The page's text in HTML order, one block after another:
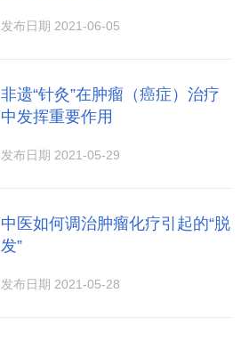
发布日期 2021-06-05
非遗“针灸”在肿瘤（癌症）治疗
中发挥重要作用
发布日期 2021-05-29
中医如何调治肿瘤化疗引起的“脱
发”
发布日期 2021-05-28